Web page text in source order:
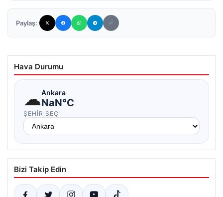
Paylaş:
Hava Durumu
☁Ankara
NaN°C
ŞEHIR SEÇ
Bizi Takip Edin